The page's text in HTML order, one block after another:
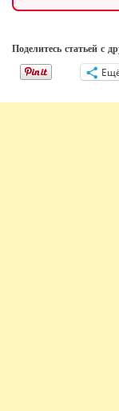
Поделитесь статьей с